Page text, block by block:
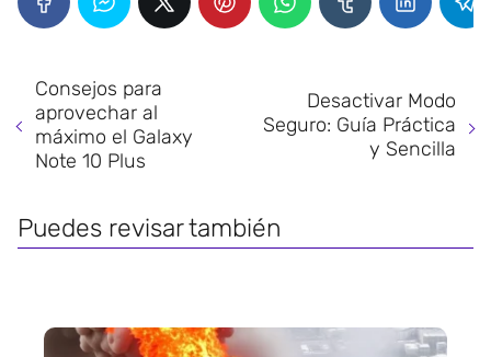
Consejos para
aprovechar al
máximo el Galaxy
Note 10 Plus
Desactivar Modo
Seguro: Guía Práctica
y Sencilla
Puedes revisar también